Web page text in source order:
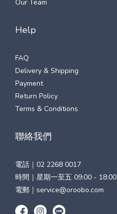
Our Team
Help
FAQ
Delivery & Shipping
Payment
Return Policy
Terms & Conditions
聯絡我們
電話｜ 02 2268 0017
時間｜星期一至五 09:00 - 18:00
電郵｜ service@oroobo.com